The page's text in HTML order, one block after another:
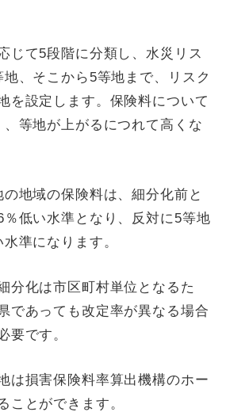
じて5段階に分類し、水災リス
、そこから5等地まで、リスク
を設定します。保険料について
、等地が上がるにつれて高くな
地域の保険料は、細分化前と
％低い水準となり、反対に5等地
準になります。
分化は市区町村単位となるた
であっても改定率が異なる場合
要です。
は損害保険料率算出機構のホー
ことができます。